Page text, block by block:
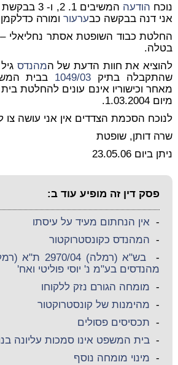
נוכח הודעה המשיבים 1. 2, ו- 3 בבקשת הרשות ל
אני דנה בבקשה כבערעורומורה
בטלה.
להוציא את חוות הדעת של המהנדס
שהתקבלה בתיק 1049/03 בבית
מאחר וכישוריו אינם עונים להחלטת
מיום 1.03.2004.
לנוכח הסכמת הצדדים אין אני עושה צו
שרה דותן, שופטת
ניתן ביום 23.05.06
פסק דין זה מופיע עוד ב:
-אין הנחתום מעיד על עיסתו
- המהנדס כקונסטרוקטור
-
מהנדסים בע"מ נ' יוסי פוליטי ואח'
- מומחה הגורם נזק ללקוחו
- מהימנות של קונסטרוקטור
- תכסיסים פסולים
-בית המשפט אינו סמכות עליונה
- מינוי מומחה נוסף